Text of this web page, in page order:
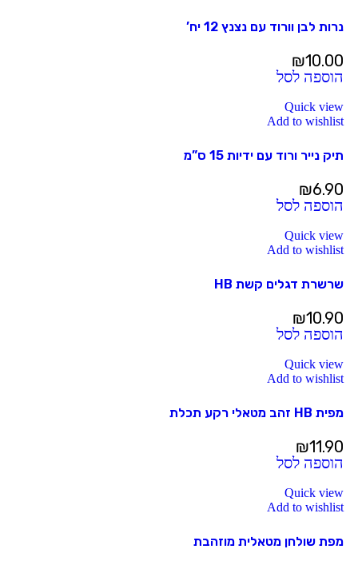
נרות לבן וורוד עם נצנץ 12 יח’
₪10.00
הוספה לסל
Quick view
Add to wishlist
תיק נייר ורוד עם ידיות 15 ס”מ
₪6.90
הוספה לסל
Quick view
Add to wishlist
שרשרת דגלים קשת HB
₪10.90
הוספה לסל
Quick view
Add to wishlist
מפית HB זהב מטאלי רקע תכלת
₪11.90
הוספה לסל
Quick view
Add to wishlist
מפת שולחן מטאלית מוזהבת